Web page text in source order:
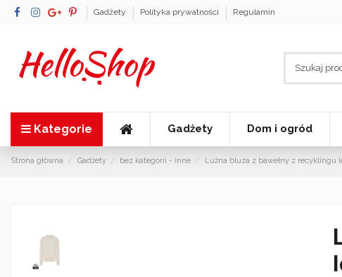
Gadżety Polityka prywatności Regulamin
Kategorie Gadżety Dom i ogród
Strona główna Gadżety bez kategorii - inne Luźna bluza z bawełny z recyklingu